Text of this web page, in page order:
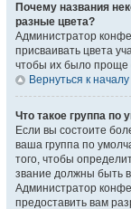
Почему названия
разные цвета?
Администратор
присваивать цвета
чтобы их было проще
Вернуться к началу
Что такое группа по
Если вы состоите
ваша группа по
того, чтобы
звание должны быть
Администратор
предоставить вам